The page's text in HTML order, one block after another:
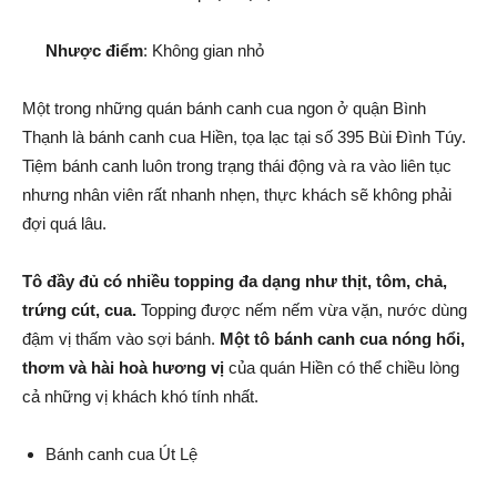
Nhược điểm: Không gian nhỏ
Một trong những quán bánh canh cua ngon ở quận Bình
Thạnh là bánh canh cua Hiền, tọa lạc tại số 395 Bùi Đình Túy.
Tiệm bánh canh luôn trong trạng thái động và ra vào liên tục
nhưng nhân viên rất nhanh nhẹn, thực khách sẽ không phải
đợi quá lâu.
Tô đầy đủ có nhiều topping đa dạng như thịt, tôm, chả,
trứng cút, cua. Topping được nếm nếm vừa vặn, nước dùng
đậm vị thấm vào sợi bánh. Một tô bánh canh cua nóng hổi,
thơm và hài hoà hương vị của quán Hiền có thể chiều lòng
cả những vị khách khó tính nhất.
Bánh canh cua Út Lệ